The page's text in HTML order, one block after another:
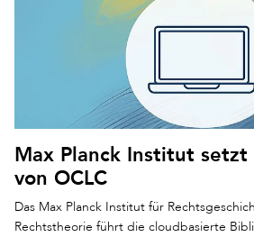
Max Planck Institut setzt
von OCLC
Das Max Planck Institut für
Rechtstheorie führt die cloudbasierte